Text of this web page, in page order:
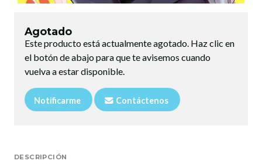
Agotado
Este producto está actualmente agotado. Haz clic en
el botón de abajo para que te avisemos cuando
vuelva a estar disponible.
Notificarme Contáctenos
DESCRIPCIÓN